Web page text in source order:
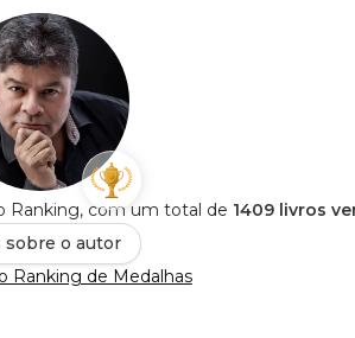
Ranking, com um total de 1409 livros
sobre o autor
Ranking de Medalhas